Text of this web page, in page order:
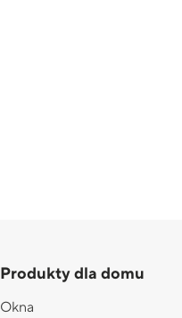
Produkty dla domu
Okna